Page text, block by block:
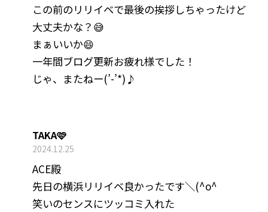
この前のリリイベで最後の挨拶しちゃったけど
大丈夫かな？😅
まぁいいか😄
一年間ブログ更新お疲れ様でした！
じゃ、またねー(’-’*)♪
TAKA🩷
2024.12.25
ACE殿
先日の横浜リリイベ良かったです＼(^o^
笑いのセンスにツッコミ入れた